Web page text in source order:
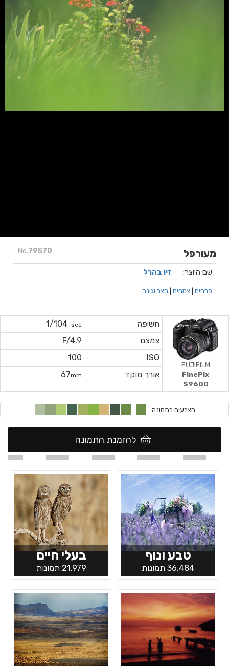
No.79570 מעורפל
שם היוצר: זיו בהרל
פרחים צמחים חצר וגינה
חשיפה sec
1/104
צמצם
F/4.9
ISO
100
אורך מוקד
67mm
FUJIFILM
FinePix
S9600
הצבעים בתמונה
להזמנת התמונה
טבע ונוף
36,484 תמונות
בעלי חיים
21,979 תמונות